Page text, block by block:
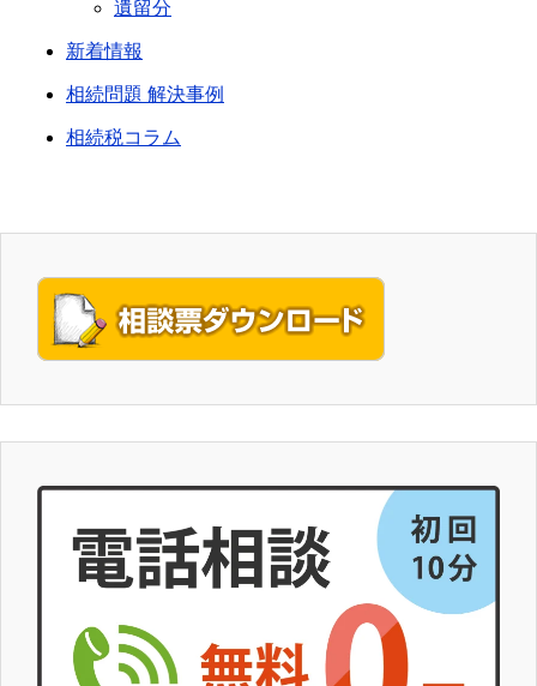
遺留分
新着情報
相続問題 解決事例
相続税コラム